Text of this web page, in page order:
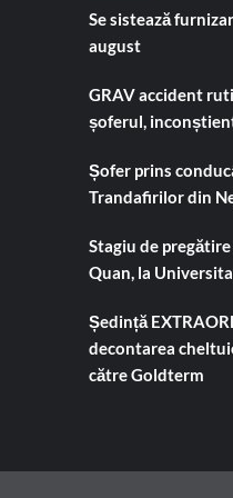
Se sistează
august
GRAV accident
șoferul,
Șofer prins
Trandafirilor din
Stagiu de
Quan, la
Ședință
decontarea
către Goldterm